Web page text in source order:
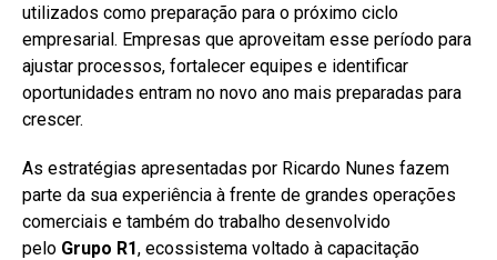
utilizados como preparação para o próximo ciclo
empresarial. Empresas que aproveitam esse período para
ajustar processos, fortalecer equipes e identificar
oportunidades entram no novo ano mais preparadas para
crescer.
As estratégias apresentadas por Ricardo Nunes fazem
parte da sua experiência à frente de grandes operações
comerciais e também do trabalho desenvolvido
pelo Grupo R1, ecossistema voltado à capacitação